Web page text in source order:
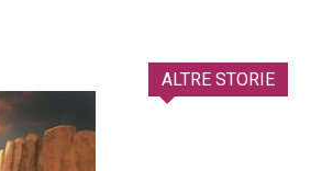
ALTRE STORIE